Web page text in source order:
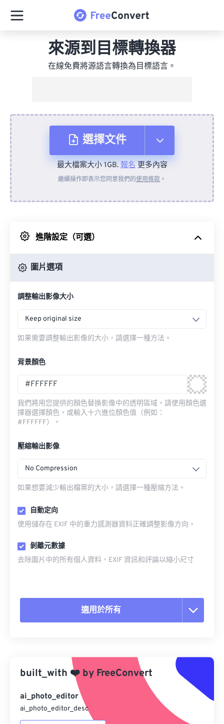
來源到目標轉換器
在線免費將源語言轉換為目標語言。
選擇文件
來自裝置
來自 Google 雲端硬碟
最大檔案大小 1GB.報名更多內容
繼續操作即表示您同意我們的使用條款 。
進階設定（可選）
圖片選項
調整輸出影像大小
Keep original size
如果需要調整輸出影像的大小，請選擇一種方法。
背景顏色
我們將用您提供的顏色替換影像中的透明區域。請使用顏色選
擇器選擇顏色，或輸入十六進位顏色值（例如：
#FFFFFF）。
壓縮輸出影像
No Compression
如果想要減少輸出檔案的大小，請選擇一種壓縮方法。
自動定向
使用儲存在 EXIF 中的重力感測器資料正確調整影像方向。
剝離元數據
去除圖片中的所有個人資料、EXIF 資訊和評論以縮小尺寸
適用於所有
另存為預設
built_with ❤️ by FreeConvert
ai_photo_editor
ai_photo_editor_desc